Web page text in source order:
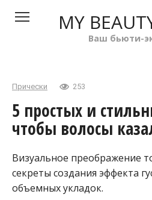
MY
Ваш бьюти-
Прически 253
5 простых и
чтобы волосы
Визуальное преображение
секреты создания эффекта
объемных укладок.